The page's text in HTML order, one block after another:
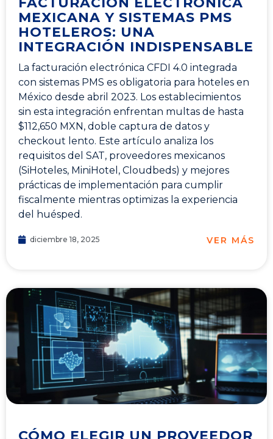
MEXICANA Y SISTEMAS PMS
HOTELEROS: UNA
INTEGRACIÓN INDISPENSABLE
La facturación electrónica CFDI 4.0 integrada
con sistemas PMS es obligatoria para hoteles en
México desde abril 2023. Los establecimientos
sin esta integración enfrentan multas de hasta
$112,650 MXN, doble captura de datos y
checkout lento. Este artículo analiza los
requisitos del SAT, proveedores mexicanos
(SiHoteles, MiniHotel, Cloudbeds) y mejores
prácticas de implementación para cumplir
fiscalmente mientras optimizas la experiencia
del huésped.
diciembre 18, 2025 VER MÁS